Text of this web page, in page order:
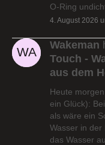
O-Ring
4. August 2026
Wakeman
Touch -
aus dem
Heute
ein Glück):
als wäre ein
Wasser in der
das Wasser